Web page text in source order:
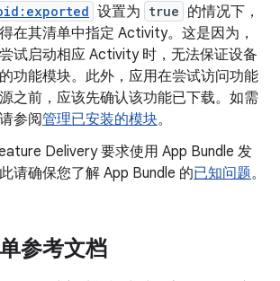
设置为 true 的情况下，
在其清单中指定 Activity。这是因为，
试启动相应 Activity 时，无法保证设备
功能模块。此外，应用在尝试访问功能
之前，应该先确认该功能已下载。如需
参阅管理已安装的模块。
Delivery 要求使用 App Bundle 发
请确保您了解 App Bundle 的已知问题。
参考文档